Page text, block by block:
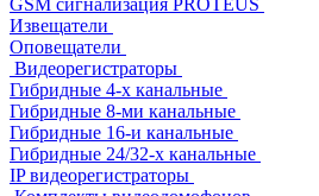
GSM сигнализация PROTEUS
Извещатели
Оповещатели
Видеорегистраторы
Гибридные 4-х канальные
Гибридные 8-ми канальные
Гибридные 16-и канальные
Гибридные 24/32-х канальные
IP видеорегистраторы